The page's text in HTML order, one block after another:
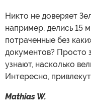
Никто не доверяет
например, делись 15
потраченные без
документов? Просто
узнают, насколько
Интересно,
Mathias W.